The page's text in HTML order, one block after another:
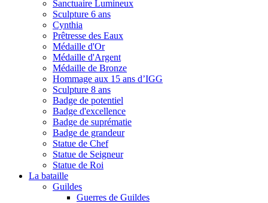
Sanctuaire Lumineux
Sculpture 6 ans
Cynthia
Prêtresse des Eaux
Médaille d'Or
Médaille d'Argent
Médaille de Bronze
Hommage aux 15 ans d’IGG
Sculpture 8 ans
Badge de potentiel
Badge d'excellence
Badge de suprématie
Badge de grandeur
Statue de Chef
Statue de Seigneur
Statue de Roi
La bataille
Guildes
Guerres de Guildes